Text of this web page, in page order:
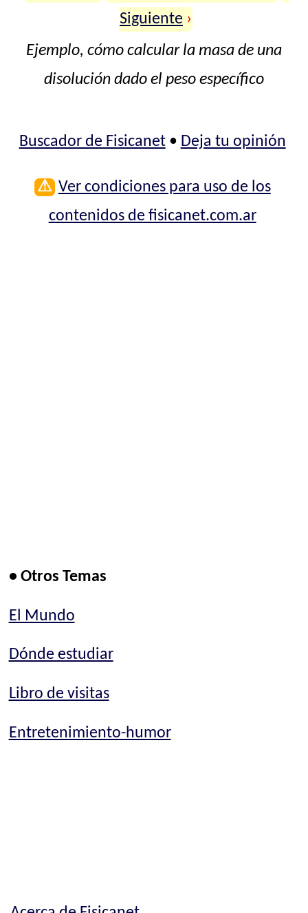
Siguiente ›
Ejemplo, cómo calcular la masa de una
disolución dado el peso específico
Buscador de Fisicanet• Deja tu opinión
⚠ Ver condiciones para uso de los
contenidos de fisicanet.com.ar
• Otros Temas
El Mundo
Dónde estudiar
Libro de visitas
Entretenimiento-humor